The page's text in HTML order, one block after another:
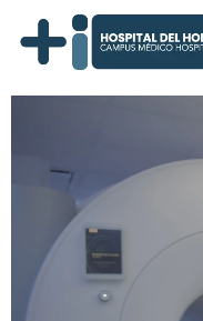
contenido